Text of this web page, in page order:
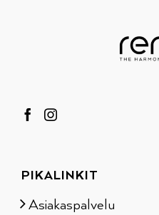
PIKALINKIT
Asiakaspalvelu